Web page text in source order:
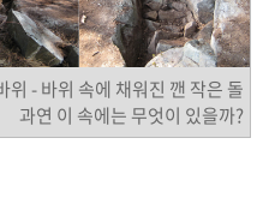
위 - 바위 속에 채워진 깬 작은 돌
과연 이 속에는 무엇이 있을까?